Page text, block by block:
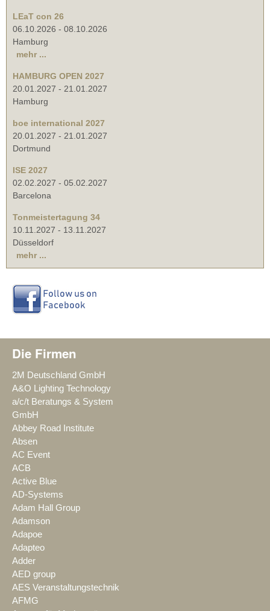
LEaT con 26
06.10.2026 - 08.10.2026
Hamburg
mehr ...
HAMBURG OPEN 2027
20.01.2027 - 21.01.2027
Hamburg
boe international 2027
20.01.2027 - 21.01.2027
Dortmund
ISE 2027
02.02.2027 - 05.02.2027
Barcelona
Tonmeistertagung 34
10.11.2027 - 13.11.2027
Düsseldorf
mehr ...
Die Firmen
2M Deutschland GmbH
A&O Lighting Technology
a/c/t Beratungs & System
GmbH
Abbey Road Institute
Absen
AC Event
ACB
Active Blue
AD-Systems
Adam Hall Group
Adamson
Adapoe
Adapteo
Adder
AED group
AES Veranstaltungstechnik
AFMG